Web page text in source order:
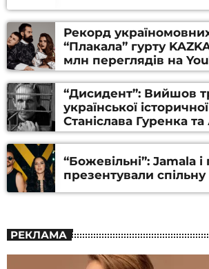
Рекорд
“Плакала” гурту
млн переглядів на
“Дисидент”: Вийшов
української
Станіслава Гуренка
Алфьорова (ВІДЕО)
“Божевільні”: Jamala
презентували
РЕКЛАМА